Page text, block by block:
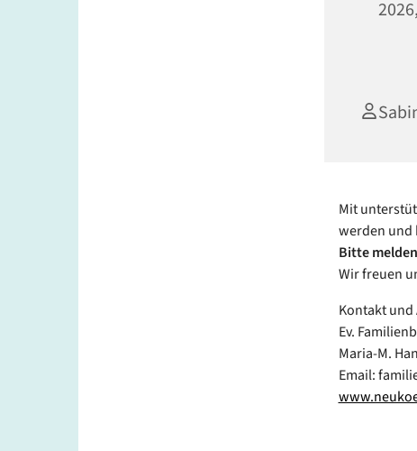
Mit
werden und
Bitte
Wir freuen
Kontakt
Ev.
Maria-M.
Email: